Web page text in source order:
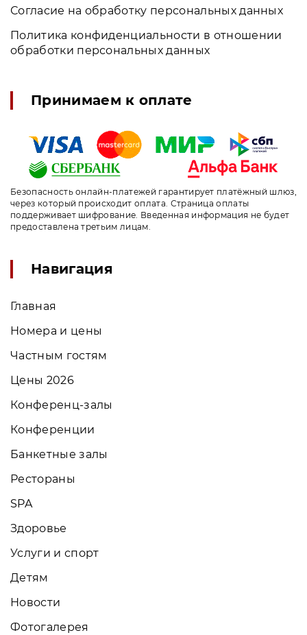
Согласие на обработку персональных данных
Политика конфиденциальности в отношении
обработки персональных данных
Принимаем к оплате
Безопасность онлайн-платежей гарантирует платёжный шлюз,
через который происходит оплата. Страница оплаты
поддерживает шифрование. Введенная информация не будет
предоставлена третьим лицам.
Навигация
Главная
Номера и цены
Частным гостям
Цены 2026
Конференц-залы
Конференции
Банкетные залы
Рестораны
SPA
Здоровье
Услуги и спорт
Детям
Новости
Фотогалерея